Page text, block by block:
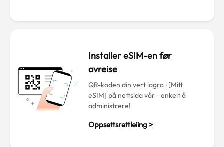
Installer eSIM-en før
avreise
QR-koden din vert lagra i [Mitt
eSIM] på nettsida vår—enkelt å
administrere!
Oppsettsrettleiing >